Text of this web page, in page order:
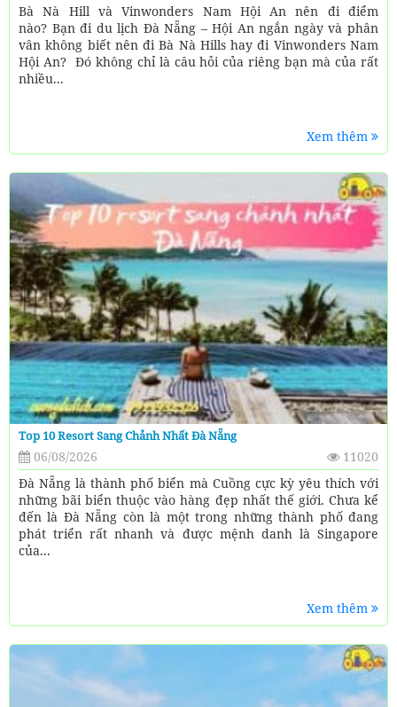
Bà Nà Hill và Vinwonders Nam Hội An nên đi điểm
nào? Bạn đi du lịch Đà Nẵng – Hội An ngắn ngày và phân
vân không biết nên đi Bà Nà Hills hay đi Vinwonders Nam
Hội An? Đó không chỉ là câu hỏi của riêng bạn mà của rất
nhiều...
Xem thêm
Top 10 Resort Sang Chảnh Nhất Đà Nẵng
06/08/2026
11020
Đà Nẵng là thành phố biển mà Cuồng cực kỳ yêu thích với
những bãi biển thuộc vào hàng đẹp nhất thế giới. Chưa kể
đến là Đà Nẵng còn là một trong những thành phố đang
phát triển rất nhanh và được mệnh danh là Singapore
của...
Xem thêm